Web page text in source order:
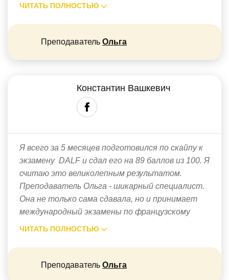
ЧИТАТЬ ПОЛНОСТЬЮ
Преподаватель Ольга
Константин Вашкевич
Я всего за 5 месяцев подготовился по скайпу к
экзамену DALF и сдал его на 89 баллов из 100. Я
считаю это великолепным результатом.
Преподаватель Ольга - шикарный специалист.
Она не только сама сдавала, но и принимает
международный экзамены по французскому
ЧИТАТЬ ПОЛНОСТЬЮ
Преподаватель Ольга